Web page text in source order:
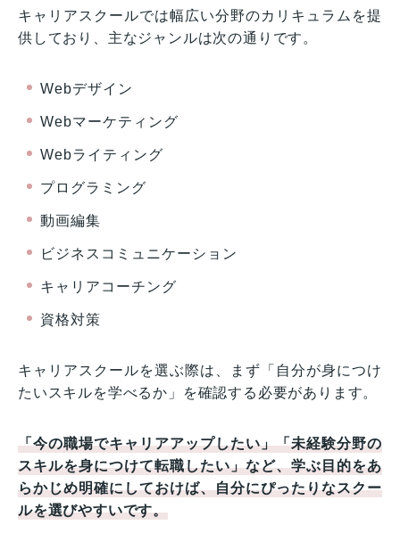
キャリアスクールでは幅広い分野のカリキュラムを提
供しており、主なジャンルは次の通りです。
Webデザイン
Webマーケティング
Webライティング
プログラミング
動画編集
ビジネスコミュニケーション
キャリアコーチング
資格対策
キャリアスクールを選ぶ際は、まず「自分が身につけ
たいスキルを学べるか」を確認する必要があります。
「今の職場でキャリアアップしたい」「未経験分野の
スキルを身につけて転職したい」など、学ぶ目的をあ
らかじめ明確にしておけば、自分にぴったりなスクー
ルを選びやすいです。